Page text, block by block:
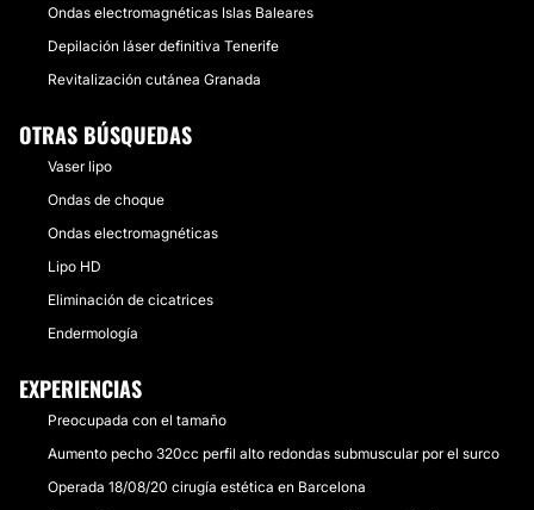
Ondas electromagnéticas Islas Baleares
Depilación láser definitiva Tenerife
Revitalización cutánea Granada
OTRAS BÚSQUEDAS
Vaser lipo
Ondas de choque
Ondas electromagnéticas
Lipo HD
Eliminación de cicatrices
Endermología
EXPERIENCIAS
Preocupada con el tamaño
Aumento pecho 320cc perfil alto redondas submuscular por el surco
Operada 18/08/20 cirugía estética en Barcelona